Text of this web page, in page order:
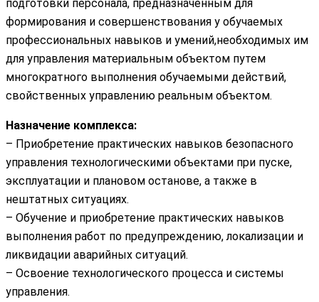
подготовки персонала, предназначенным для
формирования и совершенствования у обучаемых
профессиональных навыков и умений,необходимых им
для управления материальным объектом путем
многократного выполнения обучаемыми действий,
свойственных управлению реальным объектом.
Назначение комплекса:
– Приобретение практических навыков безопасного
управления технологическими объектами при пуске,
эксплуатации и плановом останове, а также в
нештатных ситуациях.
– Обучение и приобретение практических навыков
выполнения работ по предупреждению, локализации и
ликвидации аварийных ситуаций.
– Освоение технологического процесса и системы
управления.